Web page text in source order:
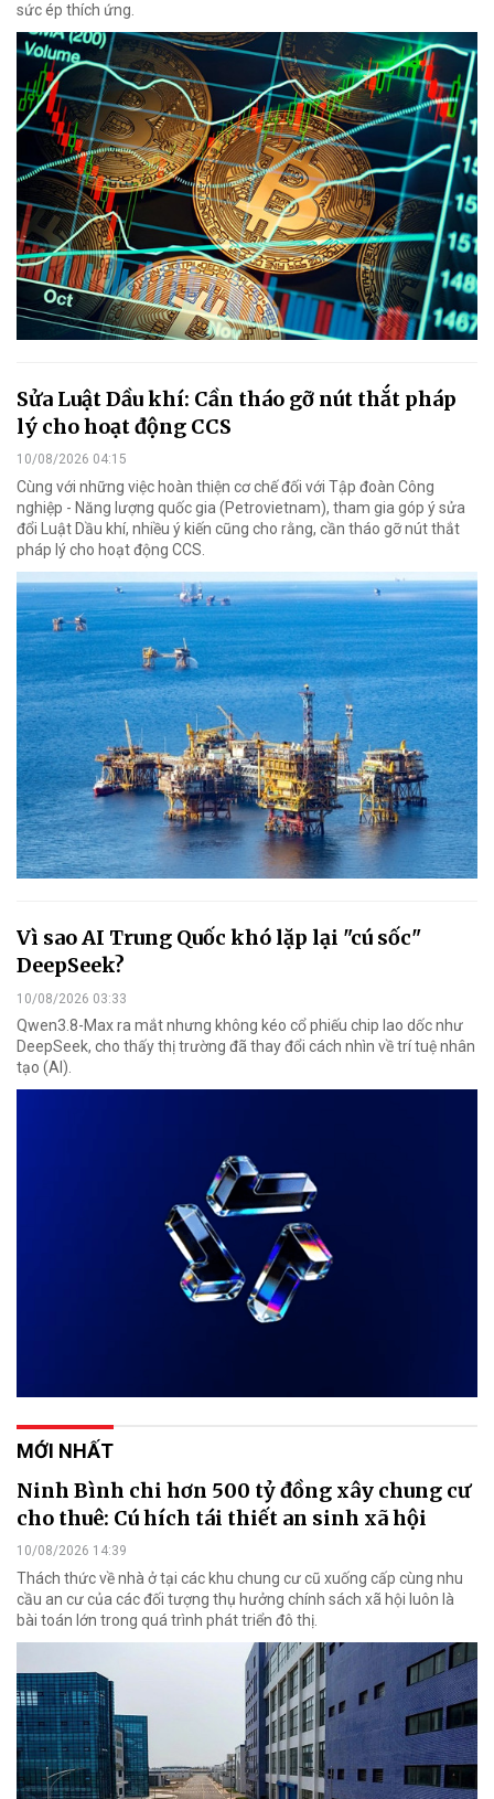
sức ép thích ứng.
Sửa Luật Dầu khí: Cần tháo gỡ nút thắt pháp
lý cho hoạt động CCS
10/08/2026 04:15
Cùng với những việc hoàn thiện cơ chế đối với Tập đoàn Công
nghiệp - Năng lượng quốc gia (Petrovietnam), tham gia góp ý sửa
đổi Luật Dầu khí, nhiều ý kiến cũng cho rằng, cần tháo gỡ nút thắt
pháp lý cho hoạt động CCS.
Vì sao AI Trung Quốc khó lặp lại "cú sốc"
DeepSeek?
10/08/2026 03:33
Qwen3.8-Max ra mắt nhưng không kéo cổ phiếu chip lao dốc như
DeepSeek, cho thấy thị trường đã thay đổi cách nhìn về trí tuệ nhân
tạo (AI).
MỚI NHẤT
Ninh Bình chi hơn 500 tỷ đồng xây chung cư
cho thuê: Cú hích tái thiết an sinh xã hội
10/08/2026 14:39
Thách thức về nhà ở tại các khu chung cư cũ xuống cấp cùng nhu
cầu an cư của các đối tượng thụ hưởng chính sách xã hội luôn là
bài toán lớn trong quá trình phát triển đô thị.